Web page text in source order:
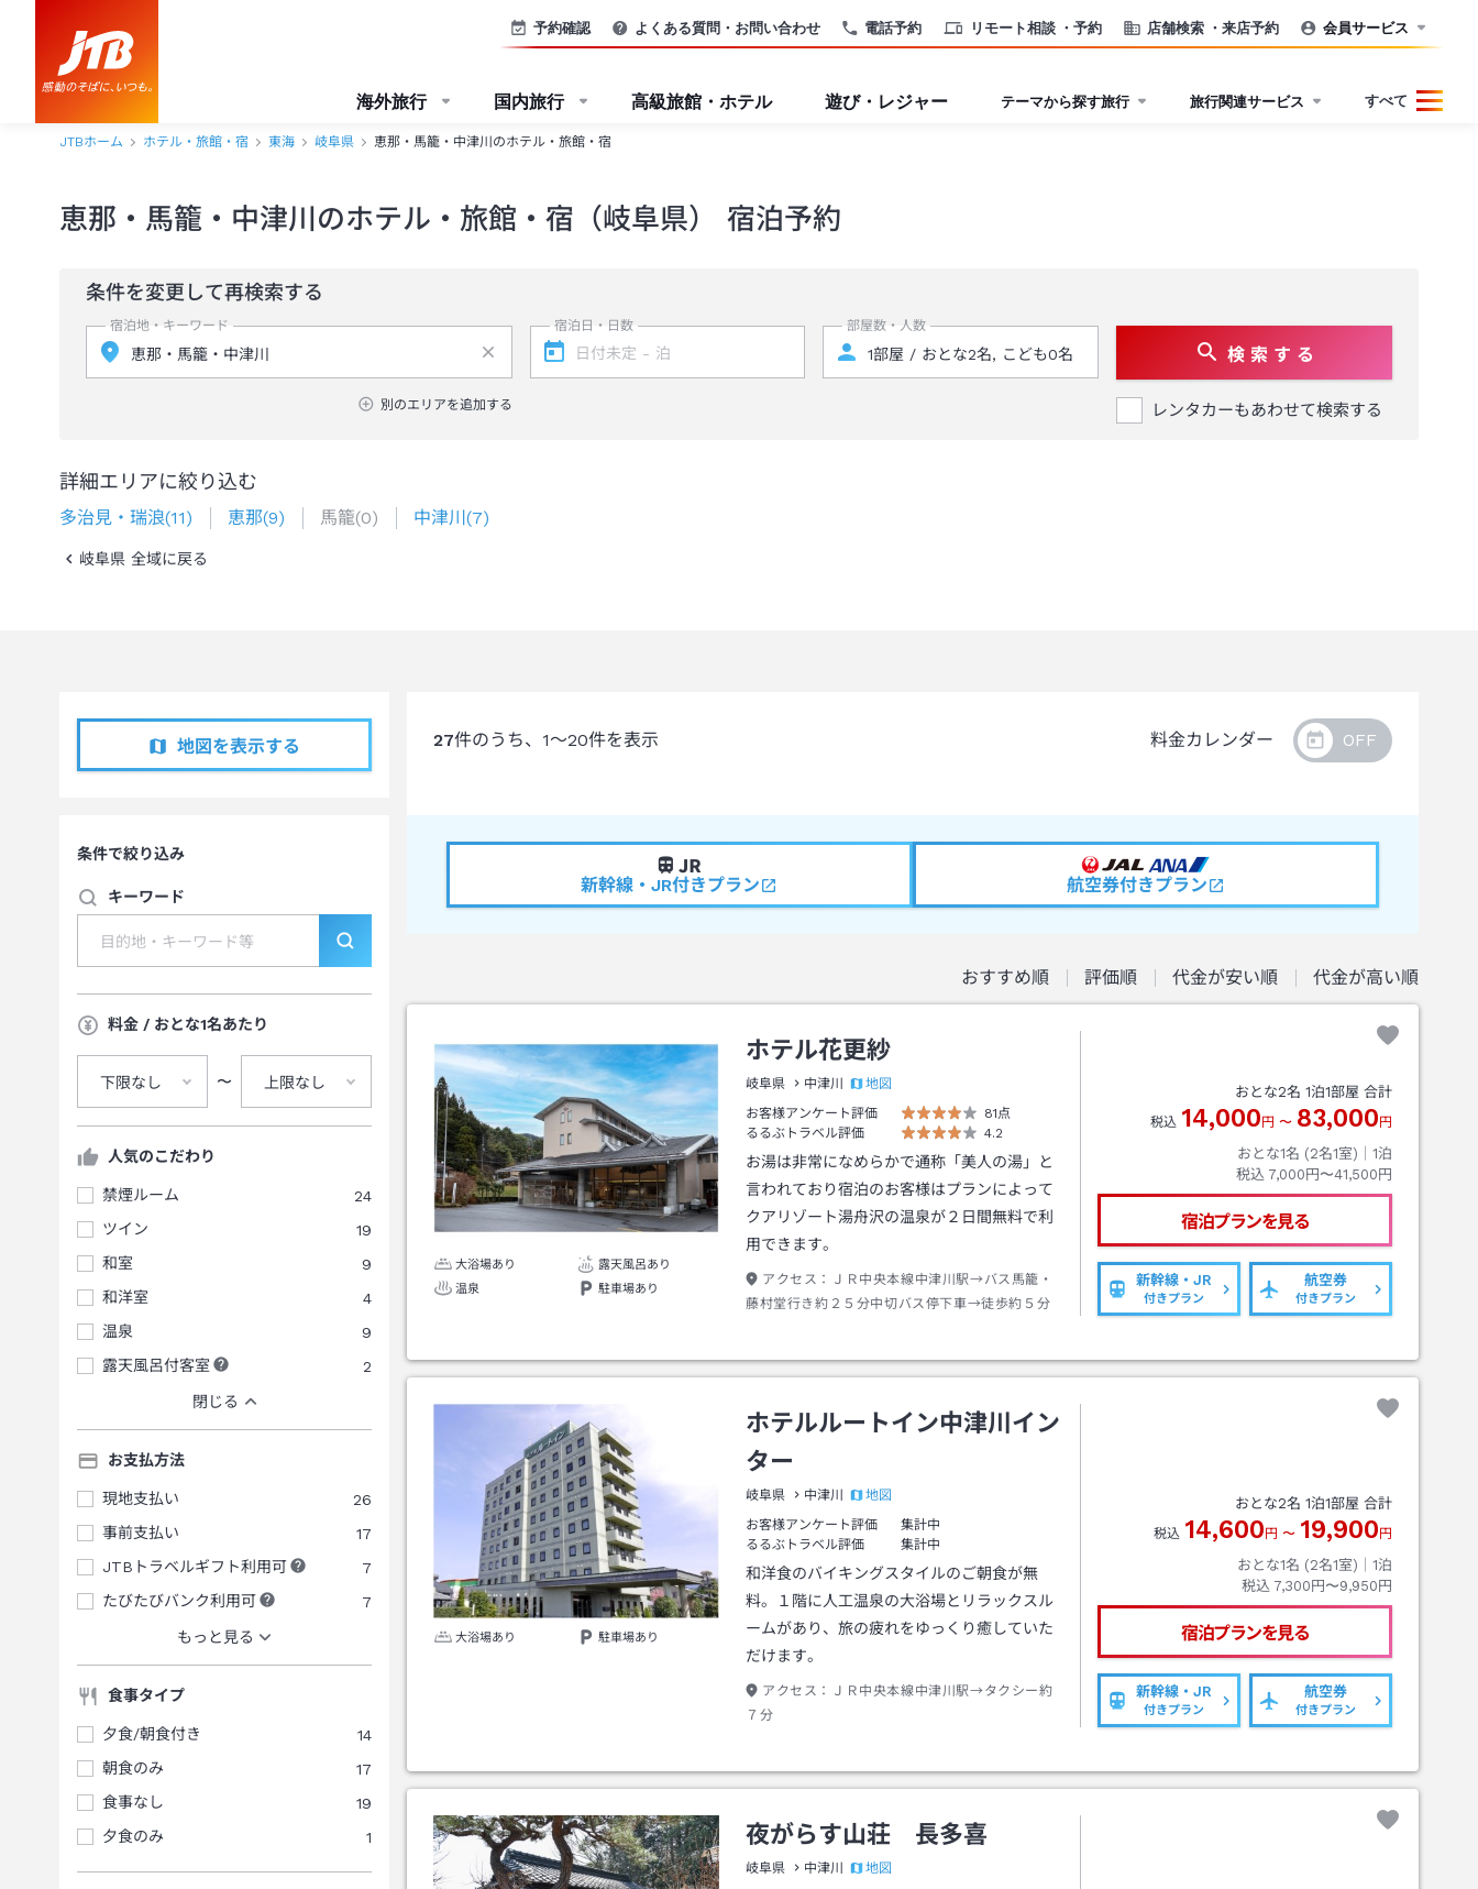
電話予約 リモート相談 ・予約 店舗検索 ・来店予約
予約確認 よくある質問・お問い合わせ 会員サービス
海外旅行 国内旅行 高級旅館・ホテル 遊び・レジャー テーマから探す旅行 旅行関連サービス すべて
JTBホーム ホテル・旅館・宿 東海 岐阜県 恵那・馬籠・中津川のホテル・旅館・宿
恵那・馬籠・中津川のホテル・旅館・宿（岐阜県） 宿泊予約
条件を変更して再検索する
宿泊地・キーワード
別のエリアを追加する
宿泊日・日数 部屋数・人数
検 索 す る
レンタカーもあわせて検索する
詳細エリアに絞り込む
多治見・瑞浪(11) 恵那(9) 馬籠(0) 中津川(7)
岐阜県 全域に戻る
地図を表示する
条件で絞り込み
キーワード
料金 / おとな1名あたり
下限なし 〜 上限なし
人気のこだわり
禁煙ルーム
24
ツイン
19
和室
9
和洋室
4
温泉
9
露天風呂付客室
2
閉じる
お支払方法
現地支払い
26
事前支払い
17
JTBトラベルギフト利用可
7
たびたびバンク利用可
7
もっと見る
食事タイプ
夕食/朝食付き
14
朝食のみ
17
食事なし
19
夕食のみ
1
27件のうち、 1～20件を表示 料金カレンダー
新幹線・JR付きプラン 航空券付きプラン
おすすめ順 評価順 代金が安い順 代金が高い順
大浴場あり
露天風呂あり
温泉
駐車場あり
ホテル花更紗
岐阜県 中津川
地図
お客様アンケート評価
81点
るるぶトラベル評価
4.2
お湯は非常になめらかで通称「美人の湯」と
言われており宿泊のお客様はプランによって
クアリゾート湯舟沢の温泉が２日間無料で利
用できます。
アクセス：
ＪＲ中央本線中津川駅→バス馬籠・
藤村堂行き約２５分中切バス停下車→徒歩約５分
おとな2名 1泊1部屋 合計
税込 14,000 円 〜 83,000 円
おとな1名 (2名1室)｜ 1泊
税込 7,000円〜41,500円
宿泊プランを見る
新幹線・JR
付きプラン
航空券
付きプラン
大浴場あり 駐車場あり
ホテルルートイン中津川イン
ター
岐阜県 中津川
地図
お客様アンケート評価
集計中
るるぶトラベル評価
集計中
和洋食のバイキングスタイルのご朝食が無
料。１階に人工温泉の大浴場とリラックスル
ームがあり、旅の疲れをゆっくり癒していた
だけます。
アクセス：
ＪＲ中央本線中津川駅→タクシー約
７分
おとな2名 1泊1部屋 合計
税込 14,600 円 〜 19,900 円
おとな1名 (2名1室)｜ 1泊
税込 7,300円〜9,950円
宿泊プランを見る
新幹線・JR
付きプラン
航空券
付きプラン
夜がらす山荘 長多喜
岐阜県 中津川
地図